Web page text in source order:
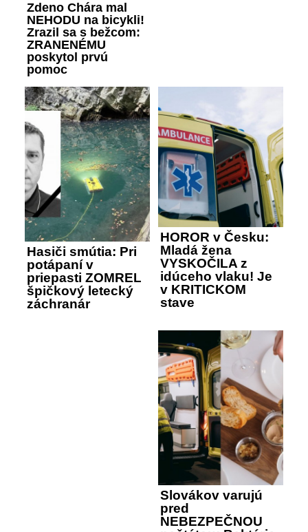
Zdeno Chára mal
NEHODU na bicykli!
Zrazil sa s bežcom:
ZRANENÉMU
poskytol prvú
pomoc
Hasiči smútia: Pri
potápaní v
priepasti ZOMREL
špičkový letecký
záchranár
HOROR v Česku:
Mladá žena
VYSKOČILA z
idúceho vlaku! Je
v KRITICKOM
stave
Slovákov varujú
pred
NEBEZPEČNOU